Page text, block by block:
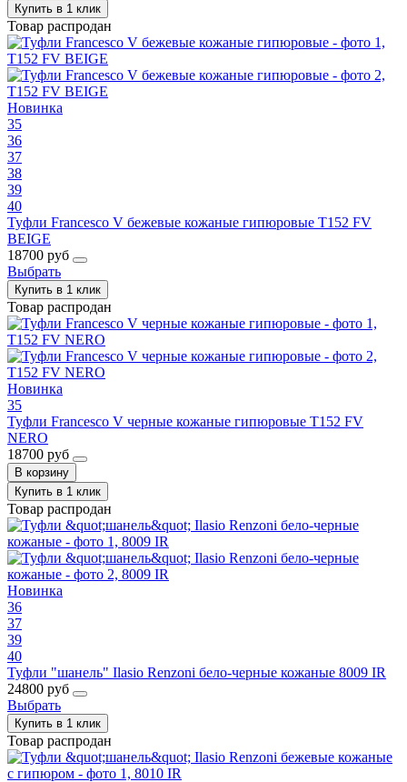
Купить в 1 клик
Товар распродан
Новинка
35
36
37
38
39
40
Туфли Francesco V бежевые кожаные гипюровые T152 FV
BEIGE
18700 руб
Выбрать
Купить в 1 клик
Товар распродан
Новинка
35
Туфли Francesco V черные кожаные гипюровые T152 FV
NERO
18700 руб
В корзину
Купить в 1 клик
Товар распродан
Новинка
36
37
39
40
Туфли "шанель" Ilasio Renzoni бело-черные кожаные 8009 IR
24800 руб
Выбрать
Купить в 1 клик
Товар распродан